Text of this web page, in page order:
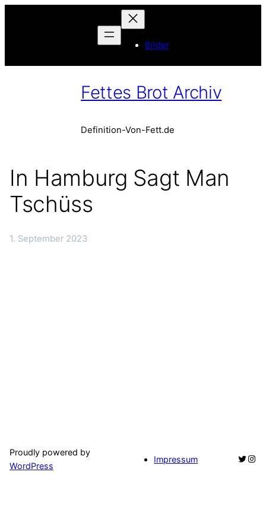
Bilder
Fettes Brot Archiv
Definition-Von-Fett.de
In Hamburg Sagt Man
Tschüss
1. September 2023
Proudly powered by
WordPress
Impressum